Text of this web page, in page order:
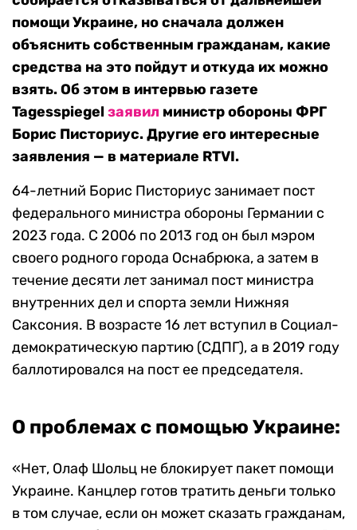
помощи Украине, но сначала должен
объяснить собственным гражданам, какие
средства на это пойдут и откуда их можно
взять. Об этом в интервью газете
Tagesspiegelзаявил министр обороны ФРГ
Борис Писториус. Другие его интересные
заявления — в материале RTVI.
64-летний Борис Писториус занимает пост
федерального министра обороны Германии с
2023 года. С 2006 по 2013 год он был мэром
своего родного города Оснабрюка, а затем в
течение десяти лет занимал пост министра
внутренних дел и спорта земли Нижняя
Саксония. В возрасте 16 лет вступил в Социал-
демократическую партию (СДПГ), а в 2019 году
баллотировался на пост ее председателя.
О проблемах с помощью Украине:
«Нет, Олаф Шольц не блокирует пакет помощи
Украине. Канцлер готов тратить деньги только
в том случае, если он может сказать гражданам,